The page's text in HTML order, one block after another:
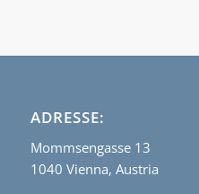
ADRESSE:
Mommsengasse 13
1040 Vienna, Austria